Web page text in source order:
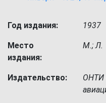
Год издания: 1937
Место
издания:
М.; Л.
Издательство:
ОНТИ